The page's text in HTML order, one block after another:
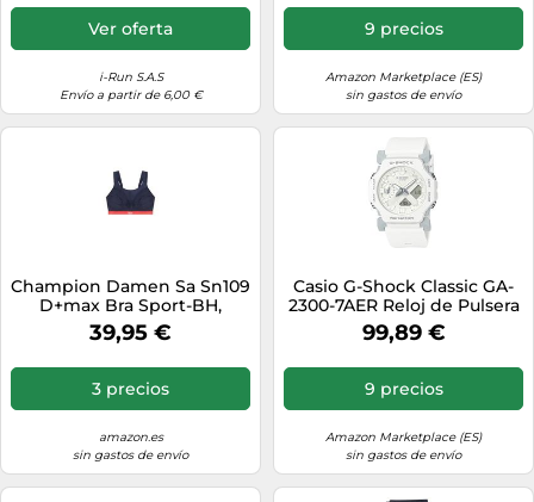
Ver oferta
i-Run S.A.S
Envío a partir de 6,00 €
9 precios
Amazon Marketplace (ES)
sin gastos de envío
Champion Damen Sa Sn109
D+max Bra Sport-BH,
Mehrfarbig (Blau/Rot), 80G
39,95 €
3 precios
amazon.es
sin gastos de envío
Casio G-Shock Classic GA-
2300-7AER Reloj de Pulsera
para hombres
99,89 €
9 precios
Amazon Marketplace (ES)
sin gastos de envío